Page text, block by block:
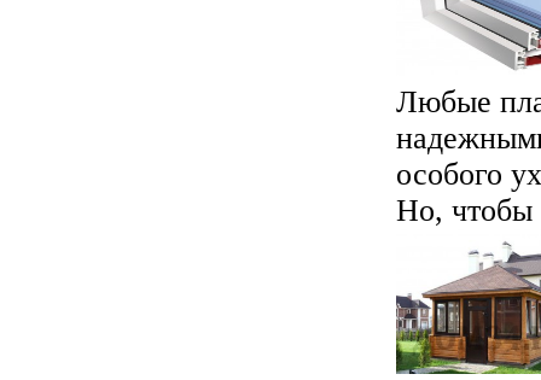
Любые
особого
Но, чтобы